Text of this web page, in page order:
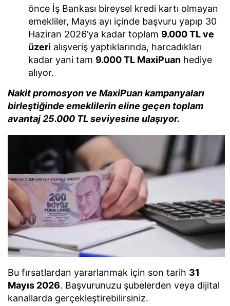
önce İş Bankası bireysel kredi kartı olmayan
emekliler, Mayıs ayı içinde başvuru yapıp 30
Haziran 2026’ya kadar toplam 9.000 TL ve
üzeri alışveriş yaptıklarında, harcadıkları
kadar yani tam 9.000 TL MaxiPuan hediye
alıyor.
Nakit promosyon ve MaxiPuan kampanyaları
birleştiğinde emeklilerin eline geçen toplam
avantaj 25.000 TL seviyesine ulaşıyor.
Bu fırsatlardan yararlanmak için son tarih 31
Mayıs 2026. Başvurunuzu şubelerden veya dijital
kanallarda gerçekleştirebilirsiniz.